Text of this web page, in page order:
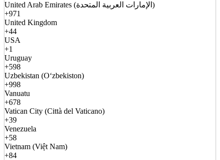
United Arab Emirates (الإمارات العربية المتحدة)
+971
United Kingdom
+44
USA
+1
Uruguay
+598
Uzbekistan (Oʻzbekiston)
+998
Vanuatu
+678
Vatican City (Città del Vaticano)
+39
Venezuela
+58
Vietnam (Việt Nam)
+84